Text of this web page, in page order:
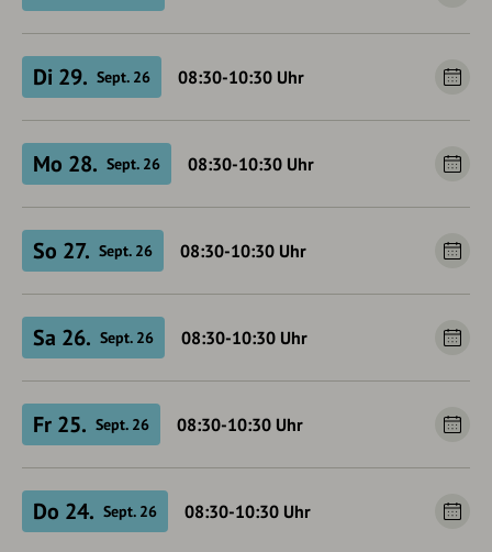
Di 29. Sept. 26 08:30-10:30 Uhr
Mo 28. Sept. 26 08:30-10:30 Uhr
So 27. Sept. 26 08:30-10:30 Uhr
Sa 26. Sept. 26 08:30-10:30 Uhr
Fr 25. Sept. 26 08:30-10:30 Uhr
Do 24. Sept. 26 08:30-10:30 Uhr